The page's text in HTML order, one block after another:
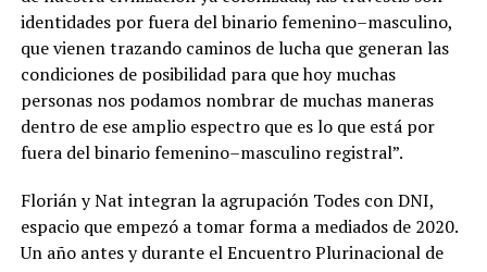
identidades por fuera del binario femenino–masculino,
que vienen trazando caminos de lucha que generan las
condiciones de posibilidad para que hoy muchas
personas nos podamos nombrar de muchas maneras
dentro de ese amplio espectro que es lo que está por
fuera del binario femenino–masculino registral”.
Florián y Nat integran la agrupación Todes con DNI,
espacio que empezó a tomar forma a mediados de 2020.
Un año antes y durante el Encuentro Plurinacional de